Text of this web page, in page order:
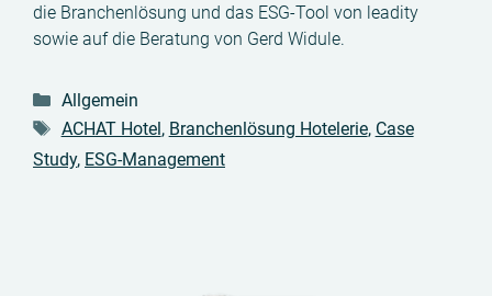
die Branchenlösung und das ESG-Tool von leadity
sowie auf die Beratung von Gerd Widule.
Kategorien
Allgemein
Schlagwörter
ACHAT Hotel, Branchenlösung Hotelerie, Case
Study, ESG-Management